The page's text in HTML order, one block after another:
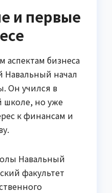
и первые
аспектам бизнеса
Навальный начал
Он учился в
школе, но уже
к финансам и
Навальный
факультет